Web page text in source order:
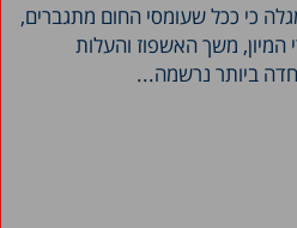
כי ככל שעומסי החום מתגברים,
המיון, משך האשפוז והעלות
ביותר נרשמה...